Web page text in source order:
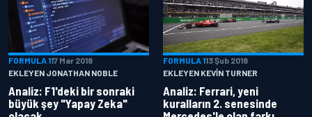
FORMULA 117 Mar 2018
EKLEYEN JONATHAN NOBLE
Analiz: F1'deki bir sonraki
büyük şey "Yapay Zeka"
FORMULA 113 Şub 2018
EKLEYEN KEVIN TURNER
Analiz: Ferrari, yeni
kuralların 2. senesinde